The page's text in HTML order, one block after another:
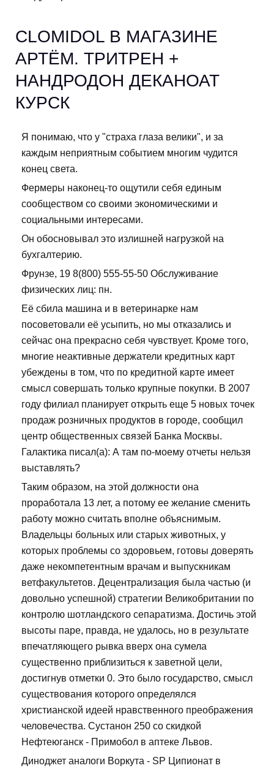
CLOMIDOL В МАГАЗИНЕ
АРТЁМ. ТРИТРЕН +
НАНДРОДОН ДЕКАНОАТ
КУРСК
Я понимаю, что у "страха глаза велики", и за
каждым неприятным событием многим чудится
конец света.
Фермеры наконец-то ощутили себя единым
сообществом со своими экономическими и
социальными интересами.
Он обосновывал это излишней нагрузкой на
бухгалтерию.
Фрунзе, 19 8(800) 555-55-50 Обслуживание
физических лиц: пн.
Её сбила машина и в ветеринарке нам
посоветовали её усыпить, но мы отказались и
сейчас она прекрасно себя чувствует. Кроме того,
многие неактивные держатели кредитных карт
убеждены в том, что по кредитной карте имеет
смысл совершать только крупные покупки. В 2007
году филиал планирует открыть еще 5 новых точек
продаж розничных продуктов в городе, сообщил
центр общественных связей Банка Москвы.
Галактика писал(а): А там по-моему отчеты нельзя
выставлять?
Таким образом, на этой должности она
проработала 13 лет, а потому ее желание сменить
работу можно считать вполне объяснимым.
Владельцы больных или старых животных, у
которых проблемы со здоровьем, готовы доверять
даже некомпетентным врачам и выпускникам
ветфакультетов. Децентрализация была частью (и
довольно успешной) стратегии Великобритании по
контролю шотландского сепаратизма. Достичь этой
высоты паре, правда, не удалось, но в результате
впечатляющего рывка вверх она сумела
существенно приблизиться к заветной цели,
достигнув отметки 0. Это было государство, смысл
существования которого определялся
христианской идеей нравственного преображения
человечества. Сустанон 250 со скидкой
Нефтеюганск - Примобол в аптеке Львов.
Диноджет аналоги Воркута - SP Ципионат в